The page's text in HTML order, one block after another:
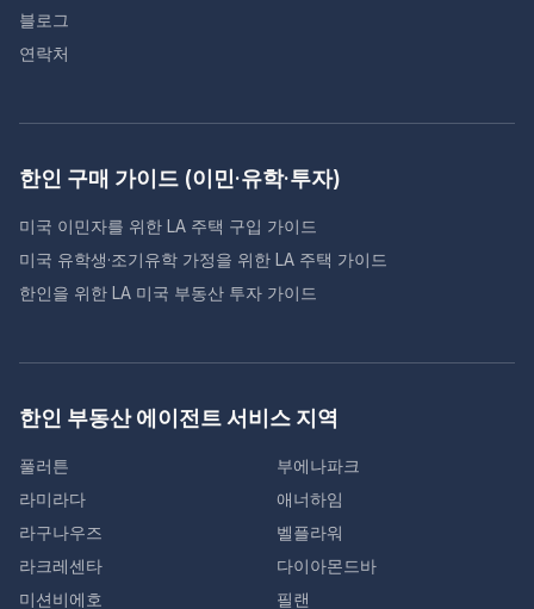
블로그
연락처
한인 구매 가이드 (이민·유학·투자)
미국 이민자를 위한 LA 주택 구입 가이드
미국 유학생·조기유학 가정을 위한 LA 주택 가이드
한인을 위한 LA 미국 부동산 투자 가이드
한인 부동산 에이전트 서비스 지역
풀러튼
부에나파크
라미라다
애너하임
라구나우즈
벨플라워
라크레센타
다이아몬드바
미션비에호
필랜